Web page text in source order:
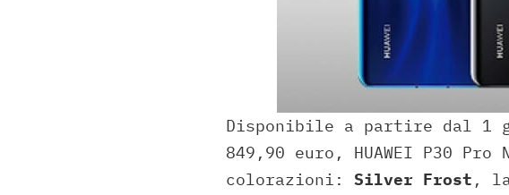
Disponibile a partire dal 1
849,90 euro, HUAWEI P30
colorazioni: Silver Frost ,